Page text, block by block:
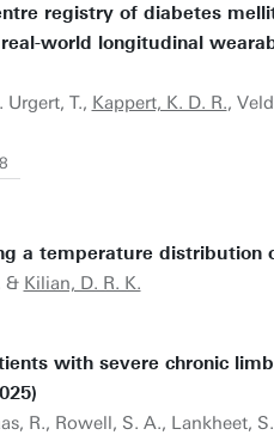
registry of diabetes
world longitudinal
T., Kappert, K. D. R.,
a temperature distribution
& Kilian, D. R. K.
with severe chronic
R., Rowell, S. A., Lankheet,